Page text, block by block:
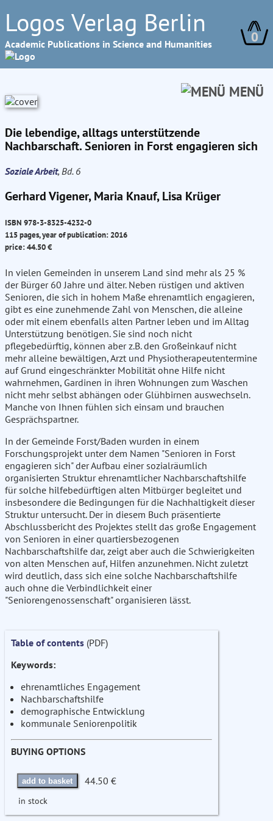
Logos Verlag Berlin
Academic Publications in Science and Humanities 0
MENÜ
Die lebendige, alltags unterstützende
Nachbarschaft. Senioren in Forst engagieren sich
Soziale Arbeit, Bd. 6
Gerhard Vigener, Maria Knauf, Lisa Krüger
ISBN 978-3-8325-4232-0
115 pages, year of publication: 2016
price: 44.50 €
In vielen Gemeinden in unserem Land sind mehr als 25 %
der Bürger 60 Jahre und älter. Neben rüstigen und aktiven
Senioren, die sich in hohem Maße ehrenamtlich engagieren,
gibt es eine zunehmende Zahl von Menschen, die alleine
oder mit einem ebenfalls alten Partner leben und im Alltag
Unterstützung benötigen. Sie sind noch nicht
pflegebedürftig, können aber z.B. den Großeinkauf nicht
mehr alleine bewältigen, Arzt und Physiotherapeutentermine
auf Grund eingeschränkter Mobilität ohne Hilfe nicht
wahrnehmen, Gardinen in ihren Wohnungen zum Waschen
nicht mehr selbst abhängen oder Glühbirnen auswechseln.
Manche von Ihnen fühlen sich einsam und brauchen
Gesprächspartner.
In der Gemeinde Forst/Baden wurden in einem
Forschungsprojekt unter dem Namen "Senioren in Forst
engagieren sich" der Aufbau einer sozialräumlich
organisierten Struktur ehrenamtlicher Nachbarschaftshilfe
für solche hilfebedürftigen alten Mitbürger begleitet und
insbesondere die Bedingungen für die Nachhaltigkeit dieser
Struktur untersucht. Der in diesem Buch präsentierte
Abschlussbericht des Projektes stellt das große Engagement
von Senioren in einer quartiersbezogenen
Nachbarschaftshilfe dar, zeigt aber auch die Schwierigkeiten
von alten Menschen auf, Hilfen anzunehmen. Nicht zuletzt
wird deutlich, dass sich eine solche Nachbarschaftshilfe
auch ohne die Verbindlichkeit einer
"Seniorengenossenschaft" organisieren lässt.
Table of contents (PDF)
Keywords:
ehrenamtliches Engagement
Nachbarschaftshilfe
demographische Entwicklung
kommunale Seniorenpolitik
BUYING OPTIONS
add to basket 44.50 €
in stock